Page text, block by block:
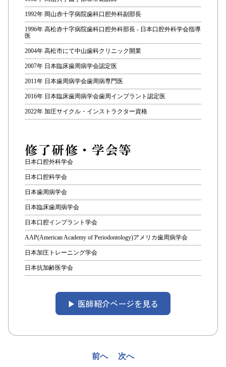
1992年 岡山赤十字病院歯科口腔外科副部長
1996年 高松赤十字病院歯科口腔外科部長 - 日本口腔外科学会指導
医
2004年 高松市にて中山歯科クリニック開業
2007年 日本臨床歯周病学会認定医
2011年 日本歯周病学会歯周病専門医
2016年 日本臨床歯周病学会歯周インプラント認定医
2022年 加圧サイクル・インストラクター資格
修了研修・学会等
日本口腔外科学会
日本口腔科学会
日本歯周病学会
日本臨床歯周病学会
日本口腔インプラント学会
AAP(American Academy of Periodontology)アメリカ歯周病学会
日本加圧トレーニング学会
日本抗加齢医学会
▶︎ 医師紹介ページを見る
前へ 次へ